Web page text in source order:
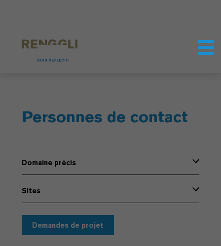
Personnes de contact
Domaine précis
Sites
Demandes de projet